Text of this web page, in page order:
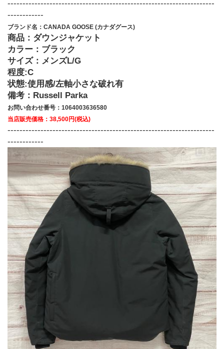
---------------------------------------------------------------------
------------
ブランド名：CANADA GOOSE (カナダグース)
商品：ダウンジャケット
カラー：ブラック
サイズ：メンズL/G
程度:C
状態:使用感/左軸小さな破れ有
備考：Russell Parka
お問い合わせ番号：1064003636580
当店販売価格：38,500円(税込)
---------------------------------------------------------------------
------------